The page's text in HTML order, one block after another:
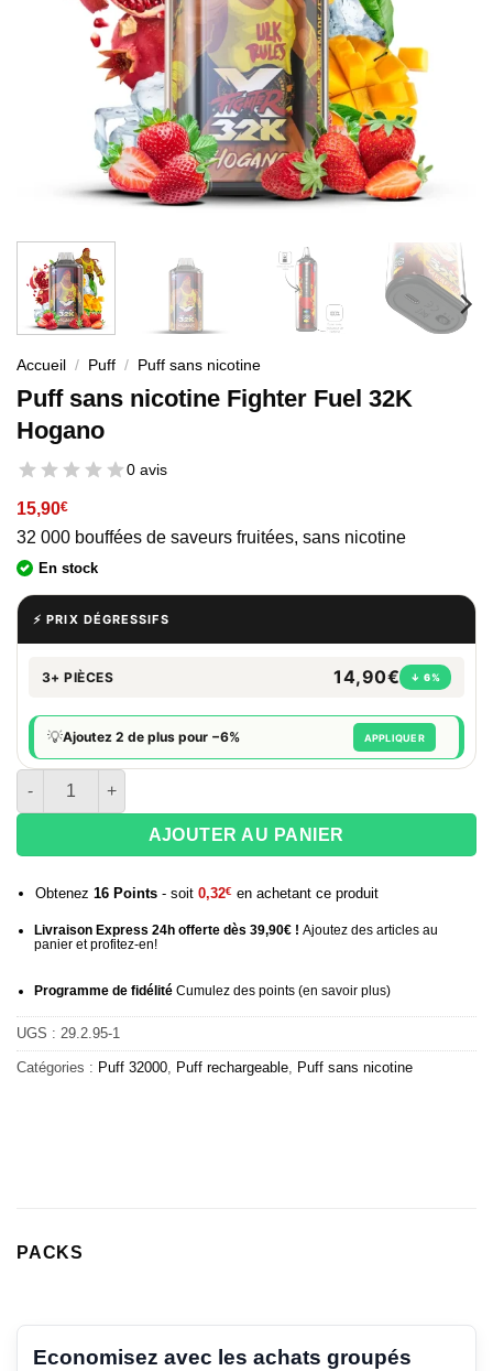
Accueil / Puff / Puff sans nicotine
Puff sans nicotine Fighter Fuel 32K
Hogano
0 avis
15,90€
32 000 bouffées de saveurs fruitées, sans nicotine
En stock
⚡ PRIX DÉGRESSIFS
3+ PIÈCES 14,90€ ↓ 6%
💡Ajoutez 2 de plus pour −6% APPLIQUER
quantité de Puff sans nicotine Fighter Fuel 32K Hogano
AJOUTER AU PANIER
Obtenez 16Points- soit 0,32€ en achetant ce produit
Livraison Express 24h offerte dès 39,90€ ! Ajoutez des articles au
panier et profitez-en!
Programme de fidélitéCumulez des points (en savoir plus)
UGS : 29.2.95-1
Catégories : Puff 32000 Puff rechargeable Puff sans nicotine
PACKS
Economisez avec les achats groupés